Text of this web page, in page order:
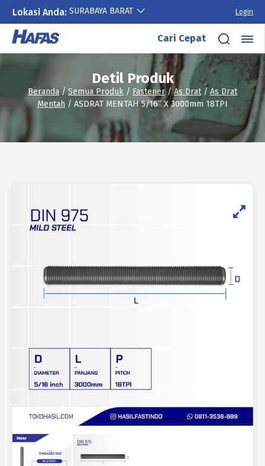
Lokasi Anda: SURABAYA BARAT Login
Lewati
konten
Cari Cepat
Detil Produk
Beranda/Semua Produk / Fastener/As Drat/ As Drat
Mentah / ASDRAT MENTAH 5/16” X 3000mm 18TPI